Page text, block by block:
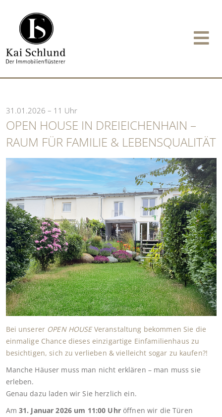
31.01.2026 – 11 Uhr
OPEN HOUSE IN DREIEICHENHAIN –
RAUM FÜR FAMILIE & LEBENSQUALITÄT
Bei unserer OPEN HOUSEVeranstaltung bekommen Sie die
einmalige Chance dieses einzigartige Einfamilienhaus zu
besichtigen, sich zu verlieben & vielleicht sogar zu kaufen?!
Manche Häuser muss man nicht erklären – man muss sie
erleben.
Genau dazu laden wir Sie herzlich ein.
Am 31. Januar 2026 um 11:00 Uhröffnen wir die Türen